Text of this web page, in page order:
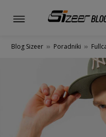
Blog Sizeer » Poradniki »